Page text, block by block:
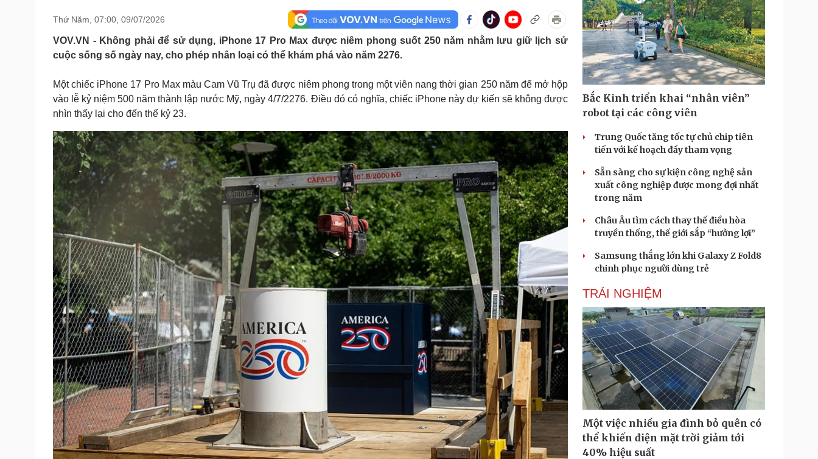
Pháp luật
Tin nóng
Tư vấn luật
Việt Nam
Phân tích
Thể thao
Lịch thi đấu bóng đá
Thế giới thể thao
Hậu trường
Ô tô - Xe máy
Xe máy
Doanh nghiệp
Thông tin doanh nghiệp
Doanh nghiệp 24h
Doanh nhân
Vì cộng đồng
Công nghệ
Sành điệu
Tin Công nghệ
Trải nghiệm
Chuyển đổi số
Sức khỏe
Dinh dưỡng - món ngon
Cây thuốc
Sản phụ khoa
Nhi khoa
Nam khoa
Làm đẹp - giảm cân
Phòng mạch online
Ăn sạch sống khỏe
Đời sống
Blog
Tình yêu - Gia đình
Văn hóa
Văn học
Âm nhạc
Di sản
Giải trí
Thời trang
Sao Việt
Du lịch
Săn Tour
check-in
Podcast
Câu chuyện thời sự
Đọc truyện đêm khuya
Cửa sổ tình yêu
Hạt giống tâm hồn
Cải chính
Thứ Năm, 07:00, 09/07/2026
VOV.VN - Không phải để sử dụng, iPhone 17 Pro Max được niêm phong suốt 250 năm nhằm lưu giữ lịch sử
cuộc sống số ngày nay, cho phép nhân loại có thể khám phá vào năm 2276.
Một chiếc iPhone 17 Pro Max màu Cam Vũ Trụ đã được niêm phong trong một viên nang thời gian 250 năm để mở hộp
vào lễ kỷ niệm 500 năm thành lập nước Mỹ, ngày 4/7/2276. Điều đó có nghĩa, chiếc iPhone này dự kiến sẽ không được
nhìn thấy lại cho đến thế kỷ 23.
Bắc Kinh triển khai “nhân viên”
robot tại các công viên
Trung Quốc tăng tốc tự chủ chip tiên
tiến với kế hoạch đầy tham vọng
Sẵn sàng cho sự kiện công nghệ sản
xuất công nghiệp được mong đợi nhất
trong năm
Châu Âu tìm cách thay thế điều hòa
truyền thống, thế giới sắp “hưởng lợi”
Samsung thắng lớn khi Galaxy Z Fold8
chinh phục người dùng trẻ
TRẢI NGHIỆM
Một việc nhiều gia đình bỏ quên có
thể khiến điện mặt trời giảm tới
40% hiệu suất